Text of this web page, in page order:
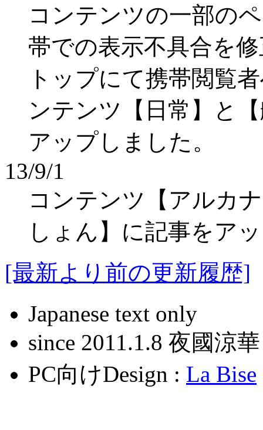
コンテンツの一部の
帯での表示不具合を
トップにて携帯閲覧
ンテンツ【日常】と
アップしました。
13/9/1
コンテンツ【アルカ
しょん】に記事をア
[最新より前の更新履歴]
Japanese text only
since 2011.1.8 夜國涼華
PC向けDesign : La Bise